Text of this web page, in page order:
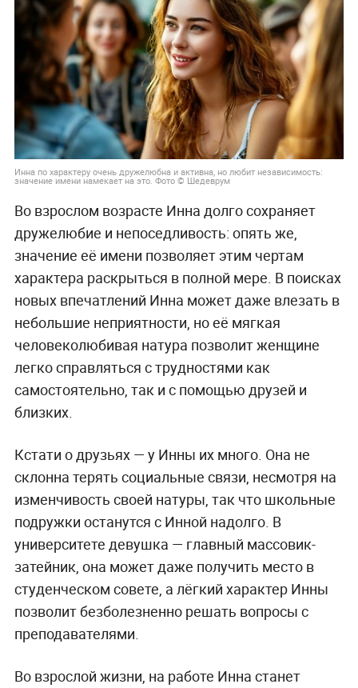
Инна по характеру очень дружелюбна и активна, но любит независимость:
значение имени намекает на это. Фото © Шедеврум
Во взрослом возрасте Инна долго сохраняет
дружелюбие и непоседливость: опять же,
значение её имени позволяет этим чертам
характера раскрыться в полной мере. В поисках
новых впечатлений Инна может даже влезать в
небольшие неприятности, но её мягкая
человеколюбивая натура позволит женщине
легко справляться с трудностями как
самостоятельно, так и с помощью друзей и
близких.
Кстати о друзьях — у Инны их много. Она не
склонна терять социальные связи, несмотря на
изменчивость своей натуры, так что школьные
подружки останутся с Инной надолго. В
университете девушка — главный массовик-
затейник, она может даже получить место в
студенческом совете, а лёгкий характер Инны
позволит безболезненно решать вопросы с
преподавателями.
Во взрослой жизни, на работе Инна станет